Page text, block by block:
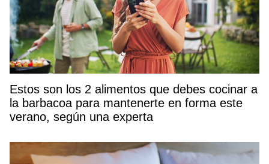
Estos son los 2 alimentos que debes cocinar a
la barbacoa para mantenerte en forma este
verano, según una experta